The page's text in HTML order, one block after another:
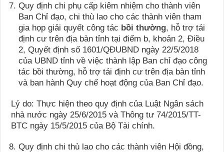
Quy định chi phụ cấp kiêm nhiệm cho thành viên
Ban Chỉ đạo, chi thù lao cho các thành viên tham
gia họp giải quyết công tác bồi thường, hỗ trợ tái
định cư trên địa bàn tỉnh tại điểm b, khoản 2, Điều
2, Quyết định số 1601/QĐUBND ngày 22/5/2018
của UBND tỉnh về việc thành lập Ban chỉ đạo công
tác bồi thường, hỗ trợ tái định cư trên địa bàn tỉnh
và ban hành Quy chế hoạt động của Ban Chỉ đạo.
Lý do: Thực hiện theo quy định của Luật Ngân sách
nhà nước ngày 25/6/2015 và Thông tư 74/2015/TT-
BTC ngày 15/5/2015 của Bộ Tài chính.
Quy định chi thù lao cho các thành viên Hội đồng,